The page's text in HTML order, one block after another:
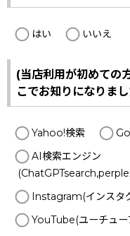
はい いいえ
(当店利用が初めての
こでお知りになりまし
Yahoo!検索
AI検索エンジン
Instagram(インスタ
YouTube(ユーチュー